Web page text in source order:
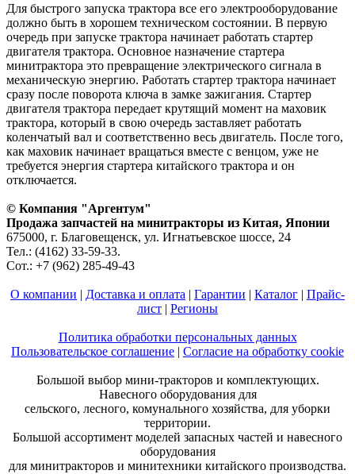
Для быстрого запуска трактора все его электрооборудование
должно быть в хорошем техническом состоянии. В первую
очередь при запуске трактора начинает работать стартер
двигателя трактора. Основное назначение стартера
минитрактора это превращение электрического сигнала в
механическую энергию. Работать стартер трактора начинает
сразу после поворота ключа в замке зажигания. Стартер
двигателя трактора передает крутящий момент на маховик
трактора, который в свою очередь заставляет работать
коленчатый вал и соответственно весь двигатель. После того,
как маховик начинает вращаться вместе с венцом, уже не
требуется энергия стартера китайского трактора и он
отключается.
© Компания "Аргентум"
Продажа запчастей на минитракторы из Китая, Японии
675000, г. Благовещенск, ул. Игнатьевское шоссе, 24
Тел.: (4162) 33-59-33.
Сот.: +7 (962) 285-49-43
О компании | Доставка и оплата | Гарантии | Каталог | Прайс-
лист | Регионы
Политика обработки персональных данных
Пользовательское соглашение | Согласие на обработку cookie
Большой выбор мини-тракторов и комплектующих.
Навесного оборудования для
сельского, лесного, комунального хозяйства, для уборки
территории.
Большой ассортимент моделей запасных частей и навесного
оборудования
для минитракторов и минитехники китайского производства.